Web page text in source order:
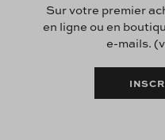
Sur votre premier
en ligne ou en
e-mails.